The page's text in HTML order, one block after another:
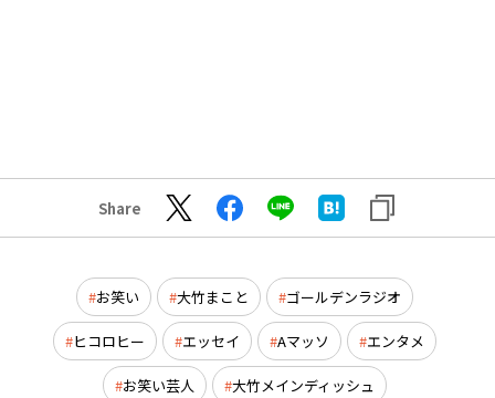
Share
お笑い 大竹まこと ゴールデンラジオ
ヒコロヒー エッセイ Aマッソ エンタメ
お笑い芸人 大竹メインディッシュ